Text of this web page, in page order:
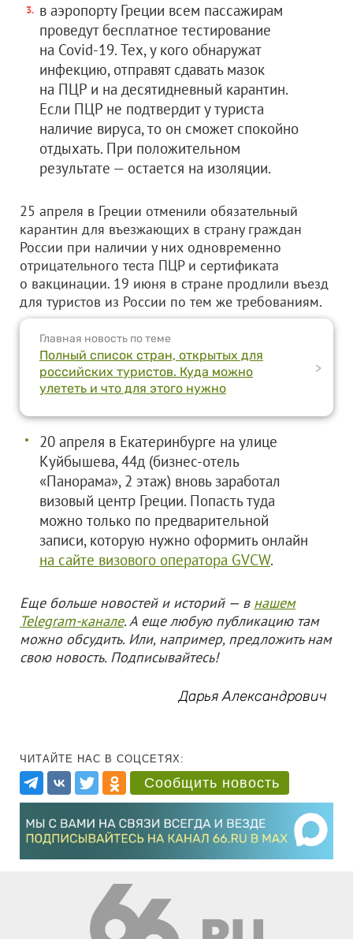
в аэропорту Греции всем пассажирам
проведут бесплатное тестирование
на Covid-19. Тех, у кого обнаружат
инфекцию, отправят сдавать мазок
на ПЦР и на десятидневный карантин.
Если ПЦР не подтвердит у туриста
наличие вируса, то он сможет спокойно
отдыхать. При положительном
результате — остается на изоляции.
25 апреля в Греции отменили обязательный
карантин для въезжающих в страну граждан
России при наличии у них одновременно
отрицательного теста ПЦР и сертификата
о вакцинации. 19 июня в стране продлили въезд
для туристов из России по тем же требованиям.
Главная новость по теме
Полный список стран, открытых для
российских туристов. Куда можно
улететь и что для этого нужно
>
20 апреля в Екатеринбурге на улице
Куйбышева, 44д (бизнес-отель
«Панорама», 2 этаж) вновь заработал
визовый центр Греции. Попасть туда
можно только по предварительной
записи, которую нужно оформить онлайн
на сайте визового оператора GVCW.
Еще больше новостей и историй — в нашем
Telegram-канале. А еще любую публикацию там
можно обсудить. Или, например, предложить нам
свою новость. Подписывайтесь!
Дарья Александрович
ЧИТАЙТЕ НАС В СОЦСЕТЯХ:
Сообщить новость